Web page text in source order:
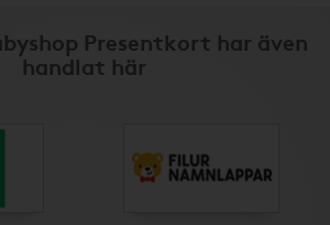
Presentkort har även
handlat här